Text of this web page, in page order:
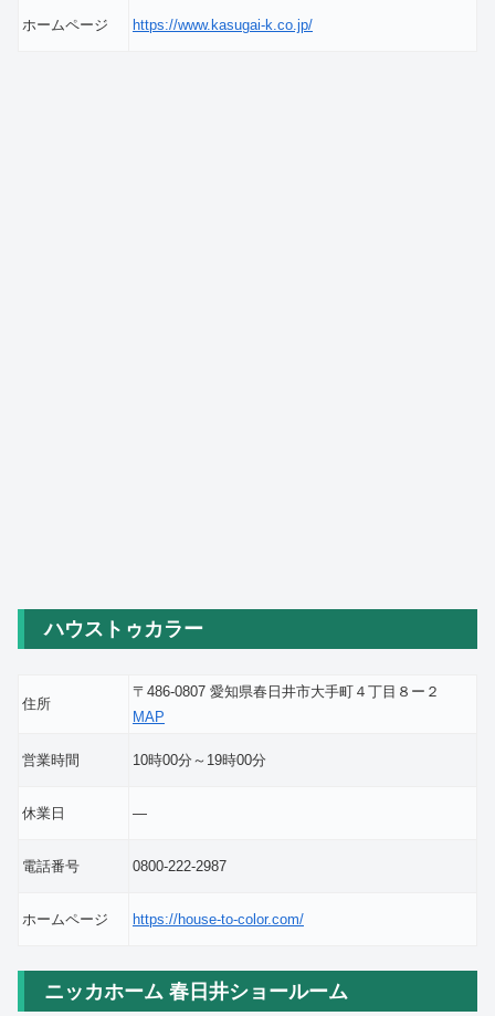
ホームページ https://www.kasugai-k.co.jp/
ハウストゥカラー
住所
〒486-0807 愛知県春日井市大手町４丁目８ー２
MAP
営業時間 10時00分～19時00分
休業日 ―
電話番号 0800-222-2987
ホームページ https://house-to-color.com/
ニッカホーム 春日井ショールーム